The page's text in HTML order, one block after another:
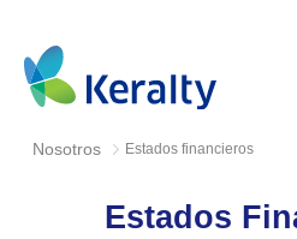
Nosotros Estados financieros
Estados